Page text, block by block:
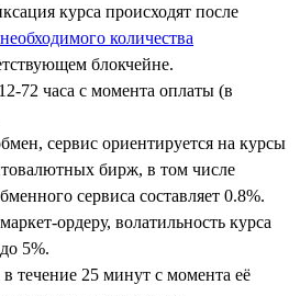
курса происходят после
необходимого количества
блокчейне.
72 часа с момента оплаты (в
сервис ориентируется на курсы
бирж, в том числе
сервиса составляет 0.8%.
ордеру, волатильность курса
5%.
в течение 25 минут с момента её